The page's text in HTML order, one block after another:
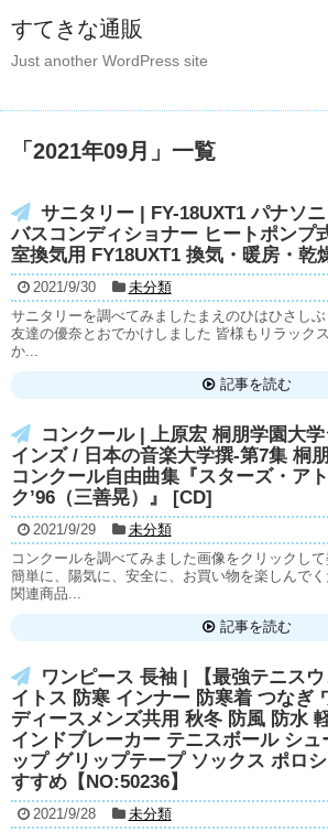
すてきな通販
Just another WordPress site
「 2021年09月 」 一覧
サニタリー | FY-18UXT1 パナソ
バスコンディショナー ヒートポンプ
室換気用 FY18UXT1 換気・暖房・乾
2021/9/30
未分類
サニタリーを調べてみましたまえのひはひさし
友達の優奈とおでかけしました 皆様もリラック
か...
記事を読む
コンクール | 上原宏 桐朋学園大
インズ / 日本の音楽大学撰-第7集 桐
コンクール自由曲集『スターズ・ア
ク’96（三善晃）』 [CD]
2021/9/29
未分類
コンクールを調べてみました画像をクリックして
簡単に、陽気に、安全に、お買い物を楽しんで
関連商品...
記事を読む
ワンピース 長袖 | 【最強テニス
イトス 防寒 インナー 防寒着 つなぎ
ディースメンズ共用 秋冬 防風 防水
インドブレーカー テニスボール シュ
ップ グリップテープ ソックス ポロ
すすめ【NO:50236】
2021/9/28
未分類